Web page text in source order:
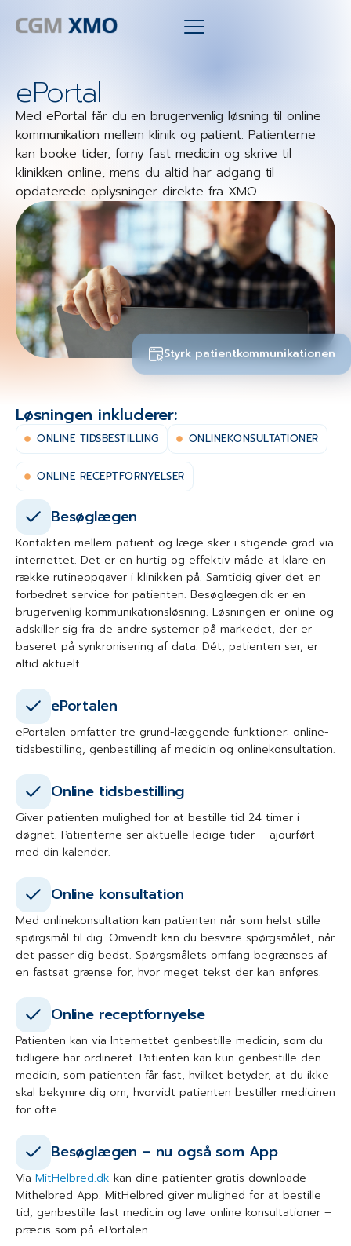
ePortal
Med ePortal får du en brugervenlig løsning til online
kommunikation mellem klinik og patient. Patienterne
kan booke tider, forny fast medicin og skrive til
klinikken online, mens du altid har adgang til
opdaterede oplysninger direkte fra XMO.
Styrk patientkommunikationen
Løsningen inkluderer:
ONLINE TIDSBESTILLING ONLINEKONSULTATIONER
ONLINE RECEPTFORNYELSER
Besøglægen
Kontakten mellem patient og læge sker i stigende grad via
internettet. Det er en hurtig og effektiv måde at klare en
række rutineopgaver i klinikken på. Samtidig giver det en
forbedret service for patienten. Besøglægen.dk er en
brugervenlig kommunikationsløsning. Løsningen er online og
adskiller sig fra de andre systemer på markedet, der er
baseret på synkronisering af data. Dét, patienten ser, er
altid aktuelt.
ePortalen
ePortalen omfatter tre grund-læggende funktioner: online-
tidsbestilling, genbestilling af medicin og onlinekonsultation.
Online tidsbestilling
Giver patienten mulighed for at bestille tid 24 timer i
døgnet. Patienterne ser aktuelle ledige tider – ajourført
med din kalender.
Online konsultation
Med onlinekonsultation kan patienten når som helst stille
spørgsmål til dig. Omvendt kan du besvare spørgsmålet, når
det passer dig bedst. Spørgsmålets omfang begrænses af
en fastsat grænse for, hvor meget tekst der kan anføres.
Online receptfornyelse
Patienten kan via Internettet genbestille medicin, som du
tidligere har ordineret. Patienten kan kun genbestille den
medicin, som patienten får fast, hvilket betyder, at du ikke
skal bekymre dig om, hvorvidt patienten bestiller medicinen
for ofte.
Besøglægen – nu også som App
Via MitHelbred.dk kan dine patienter gratis downloade
Mithelbred App. MitHelbred giver mulighed for at bestille
tid, genbestille fast medicin og lave online konsultationer –
præcis som på ePortalen.